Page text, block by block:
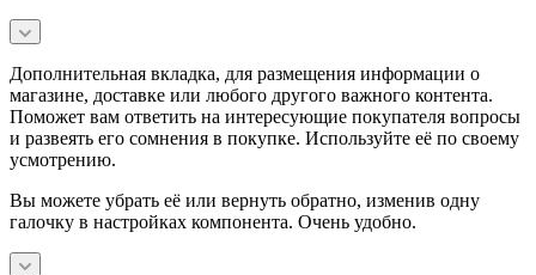
Дополнительная вкладка, для размещения информации о
магазине, доставке или любого другого важного контента.
Поможет вам ответить на интересующие покупателя вопросы
и развеять его сомнения в покупке. Используйте её по своему
усмотрению.
Вы можете убрать её или вернуть обратно, изменив одну
галочку в настройках компонента. Очень удобно.